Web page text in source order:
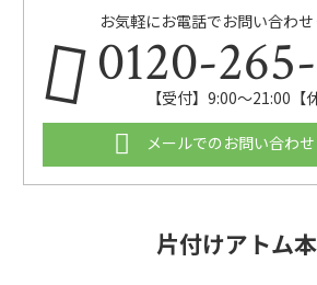
お気軽にお電話でお問い合わせ
0120-
【受付】9:00〜21:00【
メールでのお問い合わ
片付けアトム